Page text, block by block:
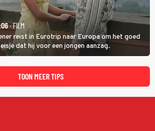
· FILM
reist in Eurotrip naar Europa om het goed
dat hij voor een jongen aanzag.
TOON MEER TIPS